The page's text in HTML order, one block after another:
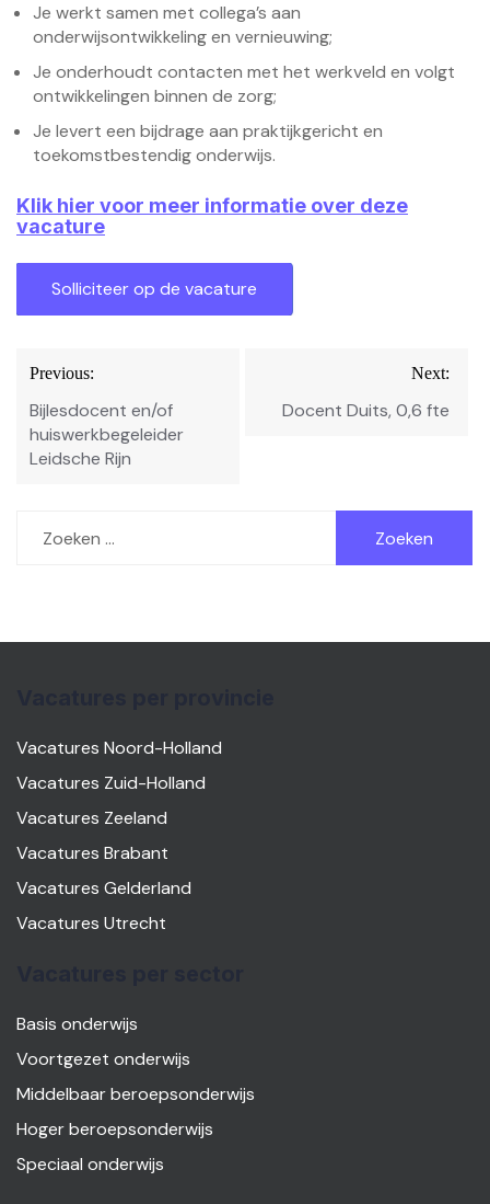
Je werkt samen met collega’s aan
onderwijsontwikkeling en vernieuwing;
Je onderhoudt contacten met het werkveld en volgt
ontwikkelingen binnen de zorg;
Je levert een bijdrage aan praktijkgericht en
toekomstbestendig onderwijs.
Klik hier voor meer informatie over deze
vacature
Bericht
navigatie
Previous:
Bijlesdocent en/of
huiswerkbegeleider
Leidsche Rijn
Next:
Docent Duits, 0,6 fte
naar:
Vacatures Noord-Holland
Vacatures Zuid-Holland
Vacatures Zeeland
Vacatures Brabant
Vacatures Gelderland
Vacatures Utrecht
Basis onderwijs
Voortgezet onderwijs
Middelbaar beroepsonderwijs
Hoger beroepsonderwijs
Speciaal onderwijs